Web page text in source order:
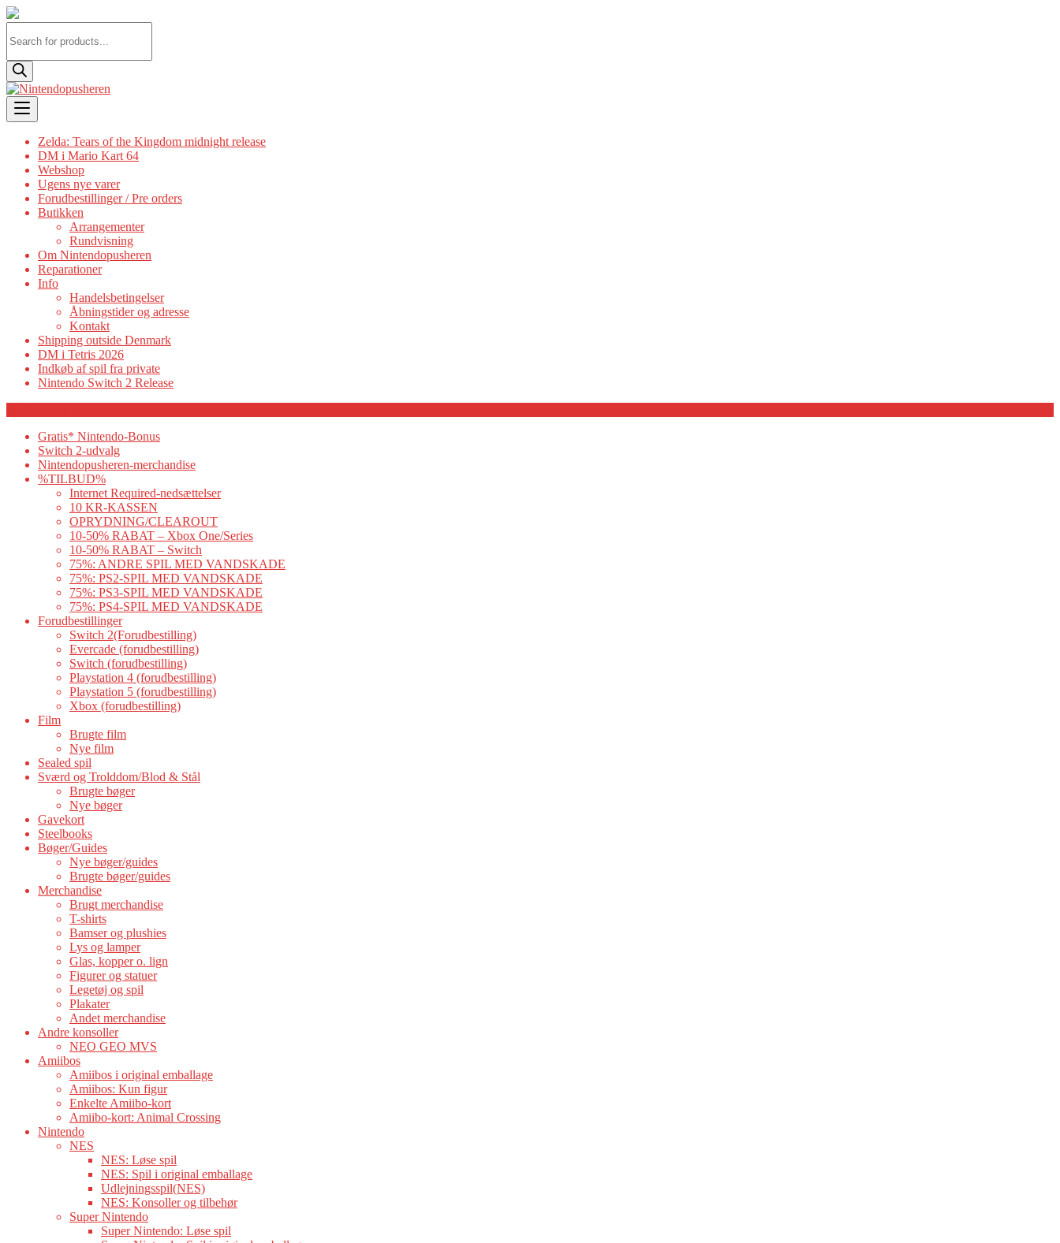
search
Skip
to
content
Zelda: Tears of the Kingdom midnight release
DM i Mario Kart 64
Webshop
Ugens nye varer
Forudbestillinger / Pre orders
Butikken
Arrangementer
Rundvisning
Om Nintendopusheren
Reparationer
Info
Handelsbetingelser
Åbningstider og adresse
Kontakt
Shipping outside Denmark
DM i Tetris 2026
Indkøb af spil fra private
Nintendo Switch 2 Release
Gratis* Nintendo-Bonus
Switch 2-udvalg
Nintendopusheren-merchandise
%TILBUD%
Internet Required-nedsættelser
10 KR-KASSEN
OPRYDNING/CLEAROUT
10-50% RABAT – Xbox One/Series
10-50% RABAT – Switch
75%: ANDRE SPIL MED VANDSKADE
75%: PS2-SPIL MED VANDSKADE
75%: PS3-SPIL MED VANDSKADE
75%: PS4-SPIL MED VANDSKADE
Forudbestillinger
Switch 2(Forudbestilling)
Evercade (forudbestilling)
Switch (forudbestilling)
Playstation 4 (forudbestilling)
Playstation 5 (forudbestilling)
Xbox (forudbestilling)
Film
Brugte film
Nye film
Sealed spil
Sværd og Trolddom/Blod & Stål
Brugte bøger
Nye bøger
Gavekort
Steelbooks
Bøger/Guides
Nye bøger/guides
Brugte bøger/guides
Merchandise
Brugt merchandise
T-shirts
Bamser og plushies
Lys og lamper
Glas, kopper o. lign
Figurer og statuer
Legetøj og spil
Plakater
Andet merchandise
Andre konsoller
NEO GEO MVS
Amiibos
Amiibos i original emballage
Amiibos: Kun figur
Enkelte Amiibo-kort
Amiibo-kort: Animal Crossing
Nintendo
NES
NES: Løse spil
NES: Spil i original emballage
Udlejningsspil(NES)
NES: Konsoller og tilbehør
Super Nintendo
Super Nintendo: Løse spil